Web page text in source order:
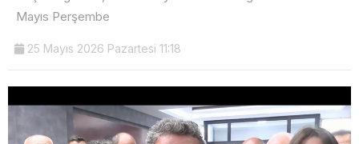
Mayıs Perşembe
25 Mayıs 2026 Pazartesi 11:18